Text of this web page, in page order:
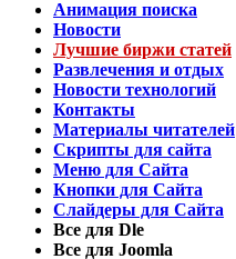
Анимация поиска
Новости
Лучшие биржи статей
Развлечения и отдых
Новости технологий
Контакты
Материалы читателей
Скрипты для сайта
Меню для Сайта
Кнопки для Сайта
Слайдеры для Сайта
Все для Dle
Все для Joomla